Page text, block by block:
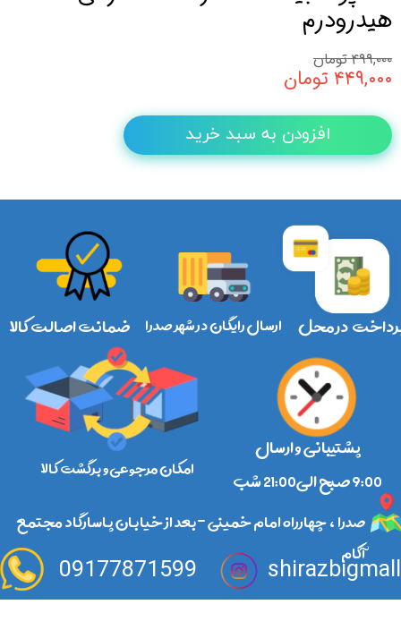
هیدرودرم
۴۹۹,۰۰۰ تومان
۴۴۹,۰۰۰ تومان
افزودن به سبد خرید
ارسال رایگان در شهر صدرا در محل
امکان مرجوعی و برگشت کالا
ضمانت اصالت کالا
صدرا ، چهارراه امام خمینی -بعد از خیابان پاسارگاد مجتمع
آکام
09177871599
پشتیبانی و ارسال
​​​​​​​9:00 صبح الی21:00 شب